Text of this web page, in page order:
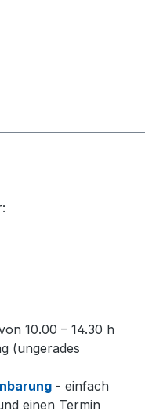
10.00 – 14.30 h
(ungerades
- einfach
einen Termin